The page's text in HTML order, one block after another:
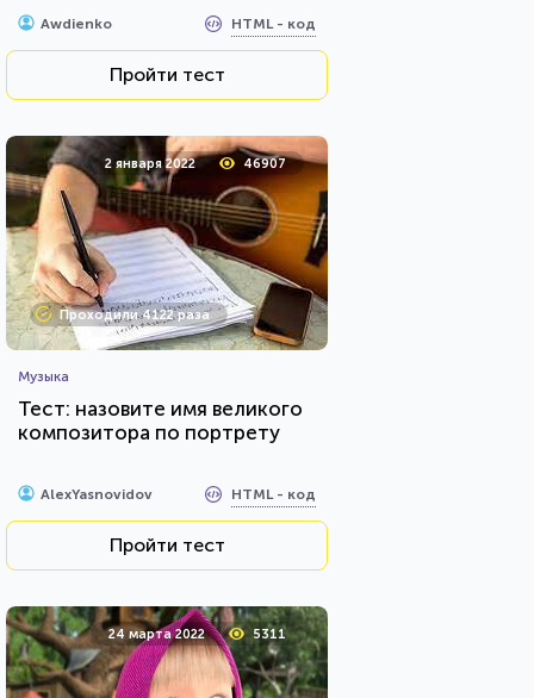
Awdienko HTML - код
Пройти тест
2 января 2022 46907
Проходили 4122 раза
Музыка
Тест: назовите имя великого
композитора по портрету
AlexYasnovidov HTML - код
Пройти тест
24 марта 2022 5311